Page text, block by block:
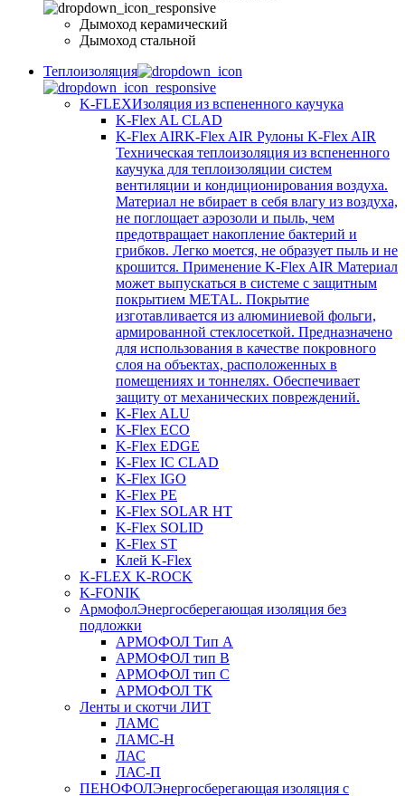
Дымоход керамический
Дымоход стальной
Теплоизоляция
K-FLEXИзоляция из вспененного каучука
K-Flex AL CLAD
K-Flex AIRK-Flex AIR Рулоны K-Flex AIR
Техническая теплоизоляция из вспененного
каучука для теплоизоляции систем
вентиляции и кондиционирования воздуха.
Материал не вбирает в себя влагу из воздуха,
не поглощает аэрозоли и пыль, чем
предотвращает накопление бактерий и
грибков. Легко моется, не образует пыль и не
крошится. Применение K-Flex AIR Материал
может выпускаться в системе c защитным
покрытием METAL. Покрытие
изготавливается из алюминиевой фольги,
армированной стеклосеткой. Предназначено
для использования в качестве покровного
слоя на объектах, расположенных в
помещениях и тоннелях. Обеспечивает
защиту от механических повреждений.
K-Flex ALU
K-Flex ECO
K-Flex EDGE
K-Flex IC CLAD
K-Flex IGO
K-Flex PE
K-Flex SOLAR HT
K-Flex SOLID
K-Flex ST
Клей K-Flex
K-FLEX K-ROCK
K-FONIK
АрмофолЭнергосберегающая изоляция без
подложки
АРМОФОЛ Тип А
АРМОФОЛ тип В
АРМОФОЛ тип C
АРМОФОЛ ТК
Ленты и скотчи ЛИТ
ЛАМС
ЛАМС-Н
ЛАС
ЛАС-П
ПЕНОФОЛЭнергосберегающая изоляция с